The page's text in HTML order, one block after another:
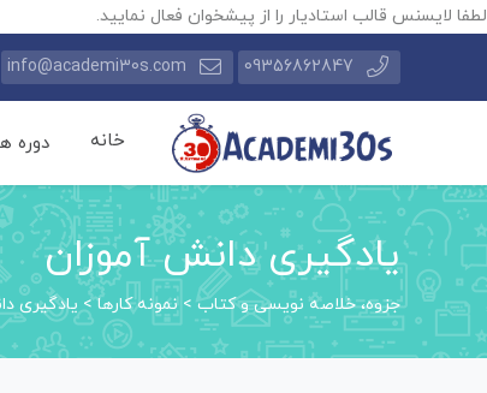
لطفا لایسنس قالب استادیار را از پیشخوان فعال نمایید.
09356862847
info@academi30s.com
خانه دوره
یادگیری دانش آموزان
جزوه، خلاصه نویسی و کتاب>نمونه کارها>یادگیری